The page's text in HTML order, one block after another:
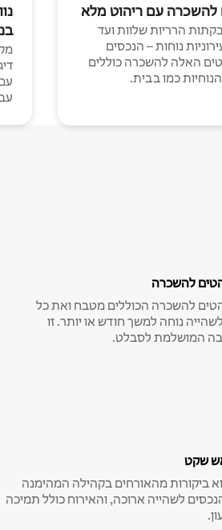
להשכרה עם ריהוט מלא
הרריות שלוות ועד
נוחות – הנכסים
האלה להשכרה כוללים
כמו בבית.
להשכרה
להשכרה הכוללים מטבח ואת כל
נוחה למשך חודש או יותר. זו
המושלמת לסבלט.
שקט
ביקורות מהאורחים בקהילה המהימנה
לשהייה ארוכה, והאירוח כולל תמיכה